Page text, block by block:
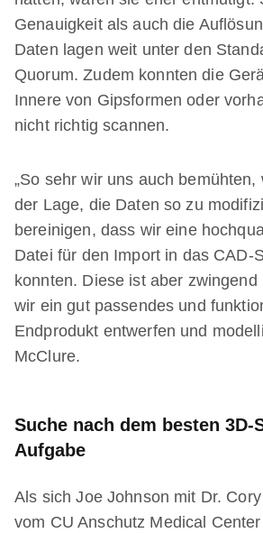
Genauigkeit als auch die
Daten lagen weit unter den
Quorum. Zudem konnten die
Innere von Gipsformen oder
nicht richtig scannen.
„So sehr wir uns auch bemühten,
der Lage, die Daten so zu
bereinigen, dass wir eine
Datei für den Import in das CAD-
konnten. Diese ist aber
wir ein gut passendes und
Endprodukt entwerfen und
McClure.
Suche nach dem besten 3D-
Aufgabe
Als sich Joe Johnson mit Dr.
vom CU Anschutz Medical